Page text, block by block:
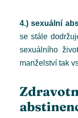
4.) sexuální
se stále
sexuálního
manželství tak